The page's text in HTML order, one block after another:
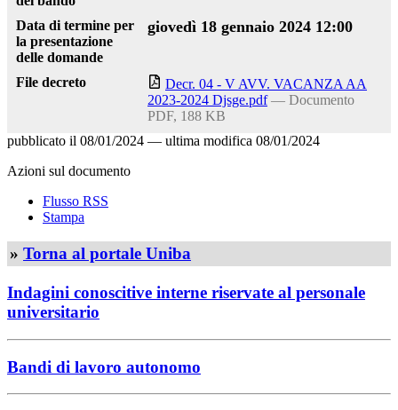
Data di termine per
la presentazione
delle domande
giovedì 18 gennaio 2024 12:00
File decreto
Decr. 04 - V AVV. VACANZA AA
2023-2024 Djsge.pdf — Documento
PDF, 188 KB
pubblicato il 08/01/2024 — ultima modifica 08/01/2024
Azioni sul documento
Flusso RSS
Stampa
» Torna al portale Uniba
Indagini conoscitive interne riservate al personale
universitario
Bandi di lavoro autonomo